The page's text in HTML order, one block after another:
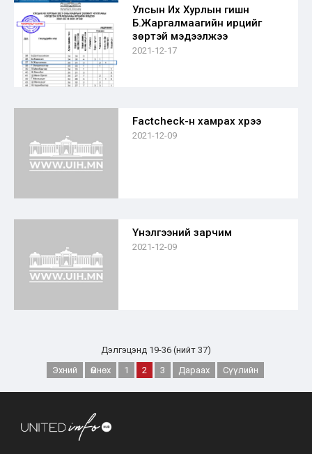
Улсын Их Хурлын гишүүн
Б.Жаргалмаагийн ирцийг
зөрүүтэй мэдээлжээ
2021-12-17
Factcheck-н хамрах хүрээ
2021-12-09
Үнэлгээний зарчим
2021-12-09
Дэлгэцэнд 19-36 (нийт 37)
Эхний
Өмнөх 1 2 3 Дараах Сүүлийн